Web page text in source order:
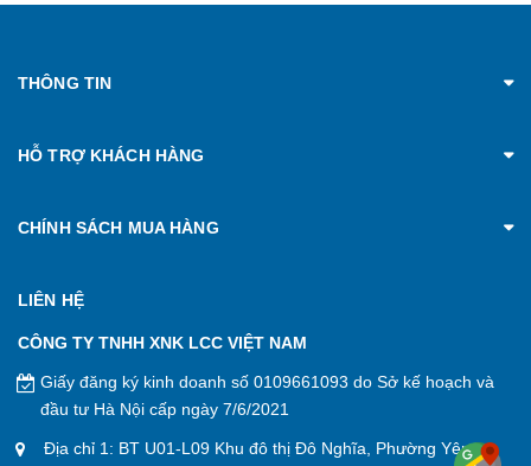
THÔNG TIN
HỖ TRỢ KHÁCH HÀNG
CHÍNH SÁCH MUA HÀNG
LIÊN HỆ
CÔNG TY TNHH XNK LCC VIỆT NAM
Giấy đăng ký kinh doanh số 0109661093 do Sở kế hoạch và
đầu tư Hà Nội cấp ngày 7/6/2021
Địa chỉ 1: BT U01-L09 Khu đô thị Đô Nghĩa, Phường Yên